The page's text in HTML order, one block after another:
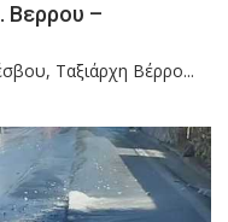
Βερρου –
Ταξιάρχη Βέρρο...